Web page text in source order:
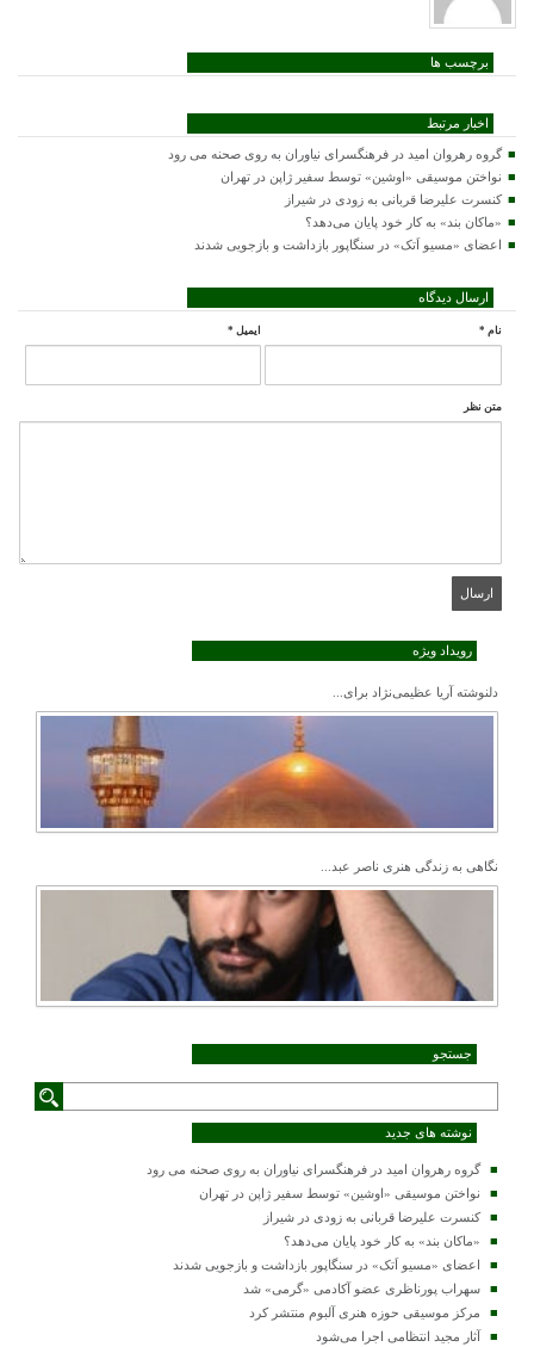
برچسب ها
اخبار مرتبط
گروه رهروان امید در فرهنگسرای نیاوران به روی صحنه می رود
نواختن موسیقی «اوشین» توسط سفیر ژاپن در تهران
کنسرت علیرضا قربانی به زودی در شیراز
«ماکان بند» به کار خود پایان می‌دهد؟
اعضای «مسیو اَتک» در سنگاپور بازداشت و بازجویی شدند
ارسال دیدگاه
نام * ایمیل *
متن نظر
رویداد ویژه
دلنوشته آریا عظیمی‌نژاد برای...
نگاهی به زندگی هنری ناصر عبد...
جستجو
نوشته های جدید
گروه رهروان امید در فرهنگسرای نیاوران به روی صحنه می رود
نواختن موسیقی «اوشین» توسط سفیر ژاپن در تهران
کنسرت علیرضا قربانی به زودی در شیراز
«ماکان بند» به کار خود پایان می‌دهد؟
اعضای «مسیو اَتک» در سنگاپور بازداشت و بازجویی شدند
سهراب پورناظری عضو آکادمی «گرمی» شد
مرکز موسیقی حوزه هنری آلبوم منتشر کرد
آثار مجید انتظامی اجرا می‌شود